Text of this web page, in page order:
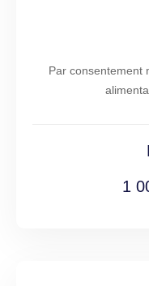
Par consentement
1